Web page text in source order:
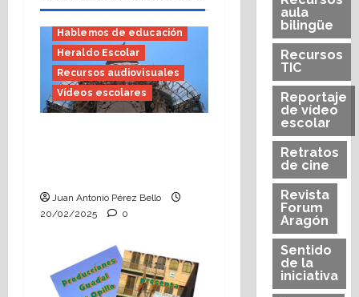
Educación Primaria
Hablemos de educación
Heraldo Escolar
Recursos audiovisuales
Vídeos escolares
Juan Antonio Pérez Bello
20/02/2025
0
aula
bilingüe
Recursos
TIC
Reportaje
de vídeo
escolar
Retratos
de cine
Revista
Forum
Aragón
Sentido
de la
iniciativa